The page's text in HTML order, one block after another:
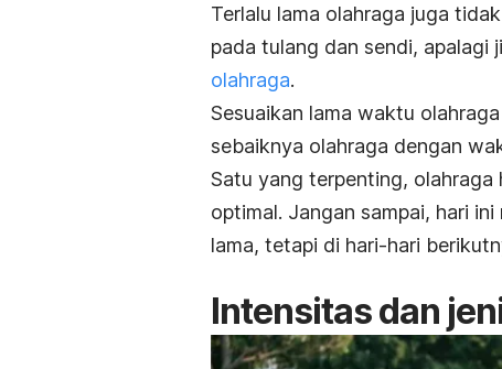
Terlalu lama olahraga juga
pada tulang dan sendi, apalagi
olahraga.
Sesuaikan lama waktu
sebaiknya olahraga dengan
Satu yang terpenting,
optimal. Jangan sampai, hari
lama, tetapi di hari-hari
Intensitas dan